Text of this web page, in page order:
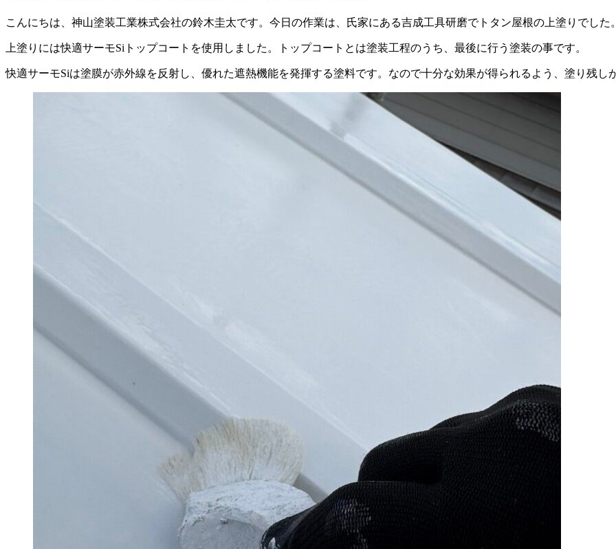
こんにちは、神山塗装工業株式会社の鈴木圭太です。今日の作業は、氏家にある吉成工具研磨でトタン屋根の上塗りでした
上塗りには快適サーモSiトップコートを使用しました。トップコートとは塗装工程のうち、最後に行う塗装の事です。
快適サーモSiは塗膜が赤外線を反射し、優れた遮熱機能を発揮する塗料です。なので十分な効果が得られるよう、塗り残し